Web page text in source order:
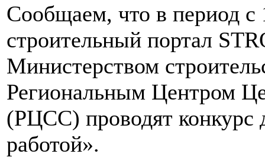
Сообщаем, что в период с
строительный портал
Министерством
Региональным Центром
(РЦСС) проводят конкурс
работой».